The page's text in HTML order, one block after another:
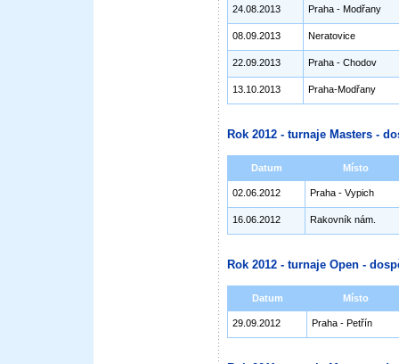
24.08.2013 Praha - Modřany
08.09.2013 Neratovice
22.09.2013 Praha - Chodov
13.10.2013 Praha-Modřany
Rok 2012 - turnaje Masters -
Datum Místo
02.06.2012 Praha - Vypich
16.06.2012 Rakovník nám.
Rok 2012 - turnaje Open -
Datum Místo
29.09.2012 Praha - Petřín